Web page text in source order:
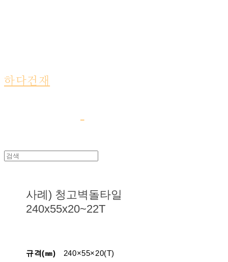
하다건재
사례) 청고벽돌타일
240x55x20~22T
규격(㎜) 240×55×20(T)